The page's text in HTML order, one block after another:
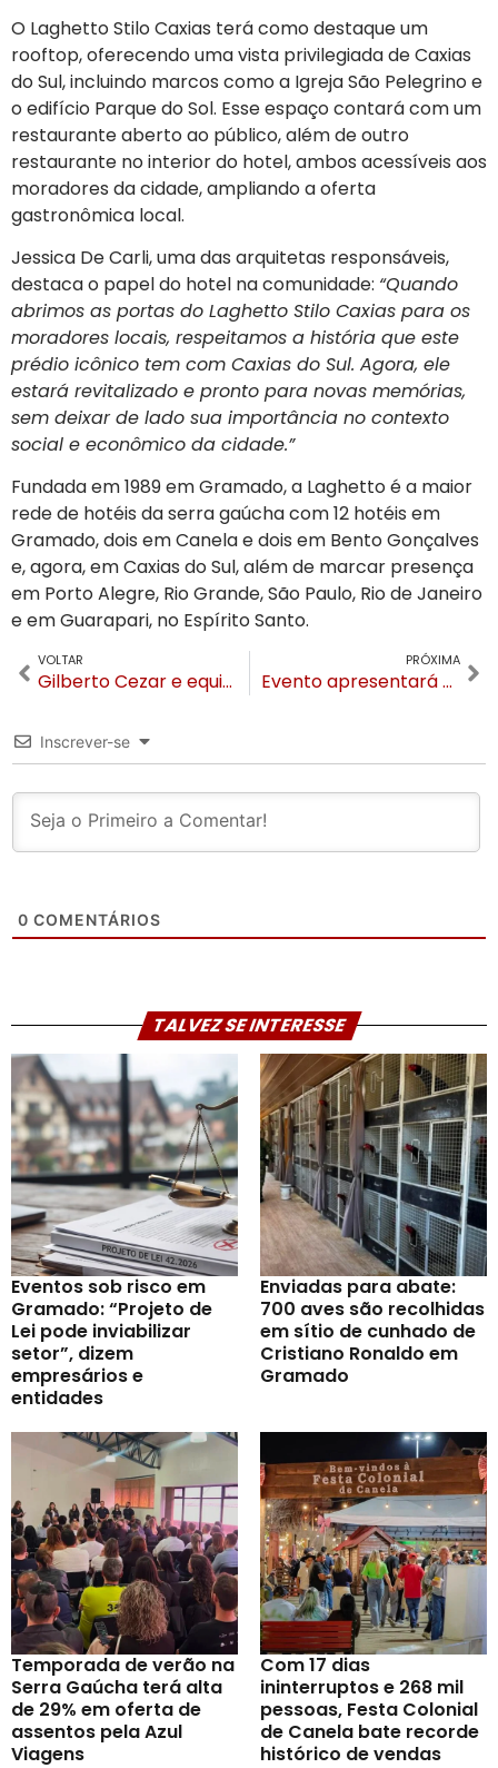
O Laghetto Stilo Caxias terá como destaque um
rooftop, oferecendo uma vista privilegiada de Caxias
do Sul, incluindo marcos como a Igreja São Pelegrino e
o edifício Parque do Sol. Esse espaço contará com um
restaurante aberto ao público, além de outro
restaurante no interior do hotel, ambos acessíveis aos
moradores da cidade, ampliando a oferta
gastronômica local.
Jessica De Carli, uma das arquitetas responsáveis,
destaca o papel do hotel na comunidade: “Quando
abrimos as portas do Laghetto Stilo Caxias para os
moradores locais, respeitamos a história que este
prédio icônico tem com Caxias do Sul. Agora, ele
estará revitalizado e pronto para novas memórias,
sem deixar de lado sua importância no contexto
social e econômico da cidade.”
Fundada em 1989 em Gramado, a Laghetto é a maior
rede de hotéis da serra gaúcha com 12 hotéis em
Gramado, dois em Canela e dois em Bento Gonçalves
e, agora, em Caxias do Sul, além de marcar presença
em Porto Alegre, Rio Grande, São Paulo, Rio de Janeiro
e em Guarapari, no Espírito Santo.
VOLTAR
Gilberto Cezar e equipe iniciam a transição com visita ao prefeito em exercício de Canela
PRÓXIMA
Evento apresentará dados inéditos sobre o mercado imobiliário em Gramado e Canela
Inscrever-se
0 COMENTÁRIOS
TALVEZ SE INTERESSE
Eventos sob risco em
Gramado: “Projeto de
Lei pode inviabilizar
setor”, dizem
empresários e
entidades
Enviadas para abate:
700 aves são recolhidas
em sítio de cunhado de
Cristiano Ronaldo em
Gramado
Temporada de verão na
Serra Gaúcha terá alta
de 29% em oferta de
assentos pela Azul
Viagens
Com 17 dias
ininterruptos e 268 mil
pessoas, Festa Colonial
de Canela bate recorde
histórico de vendas